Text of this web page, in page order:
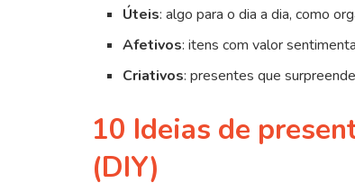
Úteis: algo para o dia a dia, como
Afetivos: itens com valor
Criativos: presentes que
10 Ideias de
(DIY)